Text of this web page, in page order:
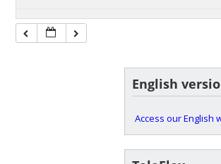
English
Access our English